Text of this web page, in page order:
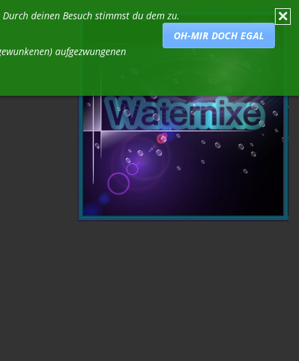
✕
deinen Besuch stimmst du dem zu.
OH-MIR DOCH EGAL
aufgezwungenen